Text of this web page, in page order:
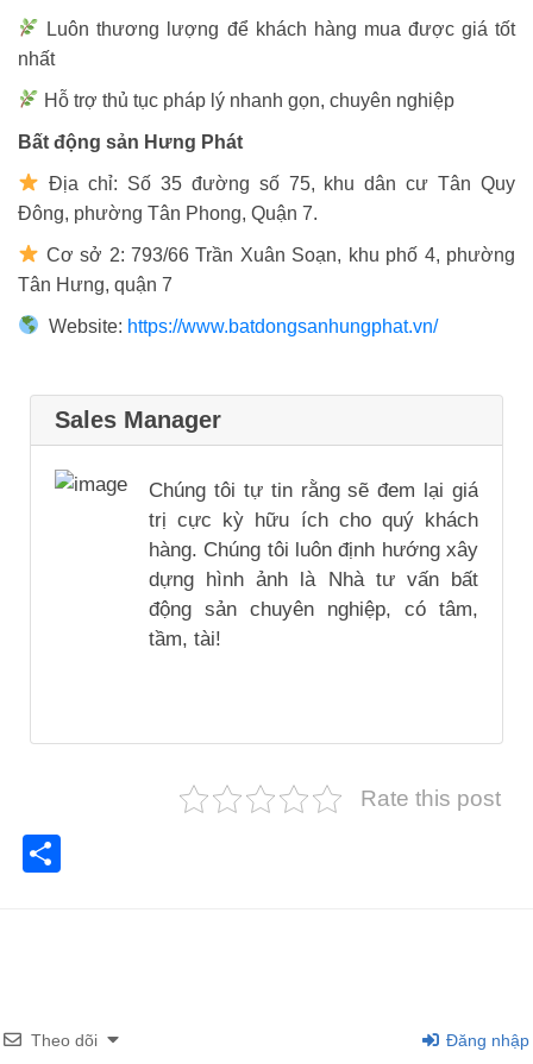
Luôn thương lượng để khách hàng mua được giá tốt
nhất
Hỗ trợ thủ tục pháp lý nhanh gọn, chuyên nghiệp
Bất động sản Hưng Phát
Địa chỉ: Số 35 đường số 75, khu dân cư Tân Quy
Đông, phường Tân Phong, Quận 7.
Cơ sở 2: 793/66 Trần Xuân Soạn, khu phố 4, phường
Tân Hưng, quận 7
Website: https://www.batdongsanhungphat.vn/
Sales Manager
Chúng tôi tự tin rằng sẽ đem lại giá
trị cực kỳ hữu ích cho quý khách
hàng. Chúng tôi luôn định hướng xây
dựng hình ảnh là Nhà tư vấn bất
động sản chuyên nghiệp, có tâm,
tầm, tài!
Rate this post
Theo dõi Đăng nhập